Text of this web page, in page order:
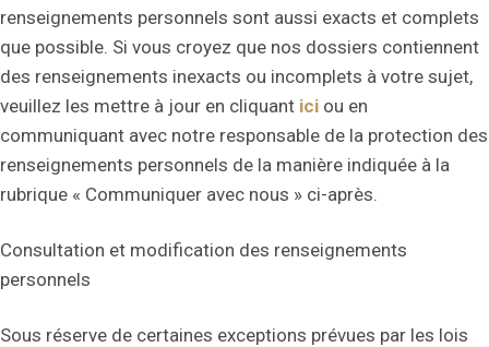
renseignements personnels sont aussi exacts et complets
que possible. Si vous croyez que nos dossiers contiennent
des renseignements inexacts ou incomplets à votre sujet,
veuillez les mettre à jour en cliquant ici ou en
communiquant avec notre responsable de la protection des
renseignements personnels de la manière indiquée à la
rubrique « Communiquer avec nous » ci-après.
Consultation et modification des renseignements
personnels
Sous réserve de certaines exceptions prévues par les lois